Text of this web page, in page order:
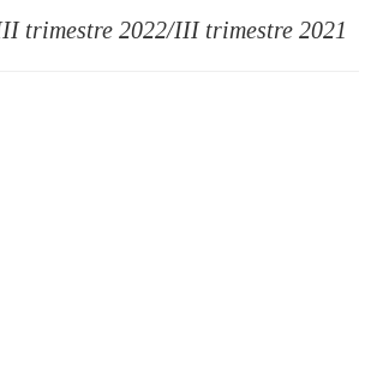
trimestre 2022/III trimestre 2021